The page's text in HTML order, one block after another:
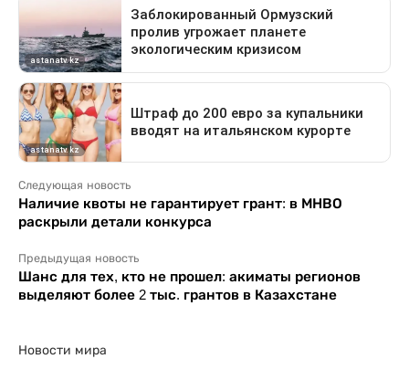
Следующая новость
Наличие квоты не гарантирует грант: в МНВО
раскрыли детали конкурса
Предыдущая новость
Шанс для тех, кто не прошел: акиматы регионов
выделяют более 2 тыс. грантов в Казахстане
Новости мира